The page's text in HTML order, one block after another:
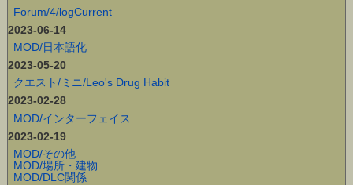
Forum/4/logCurrent
2023-06-14
MOD/日本語化
2023-05-20
クエスト/ミニ/Leo's Drug Habit
2023-02-28
MOD/インターフェイス
2023-02-19
MOD/その他
MOD/場所・建物
MOD/DLC関係